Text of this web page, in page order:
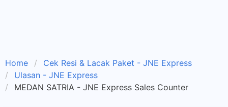
Home
Cek Resi & Lacak Paket - JNE Express
Ulasan - JNE Express
MEDAN SATRIA - JNE Express Sales Counter